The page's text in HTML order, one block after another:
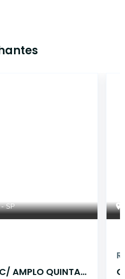
SP
AMPLO QUINTAL